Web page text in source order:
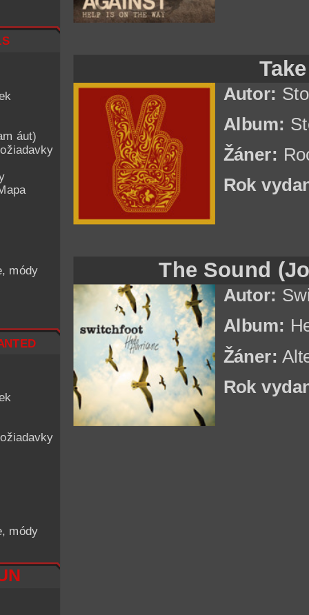
áut)
módy
módy
Autor:
Album:
Žáner:
Rok
The Sound
Autor:
Album:
Žáner:
Rok